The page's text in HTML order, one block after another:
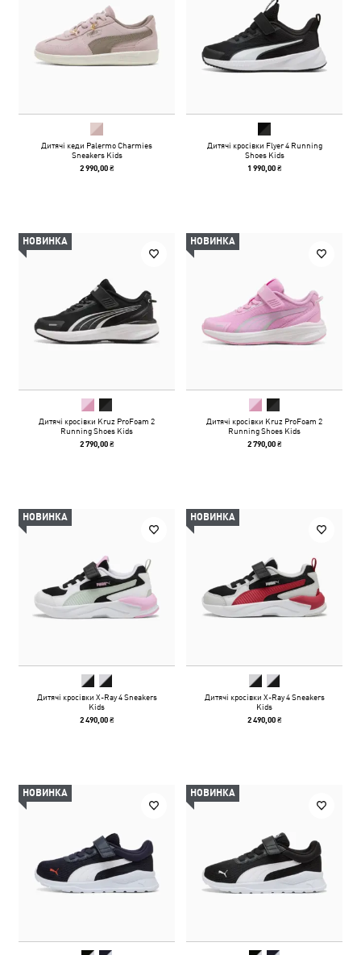
Дитячі кеди Palermo Charmies
Sneakers Kids
2 990,00 ₴
Дитячі кросівки Flyer 4 Running
Shoes Kids
1 990,00 ₴
НОВИНКА
Дитячі кросівки Kruz ProFoam 2
Running Shoes Kids
2 790,00 ₴
НОВИНКА
Дитячі кросівки Kruz ProFoam 2
Running Shoes Kids
2 790,00 ₴
НОВИНКА
Дитячі кросівки X-Ray 4 Sneakers
Kids
2 490,00 ₴
НОВИНКА
Дитячі кросівки X-Ray 4 Sneakers
Kids
2 490,00 ₴
НОВИНКА НОВИНКА